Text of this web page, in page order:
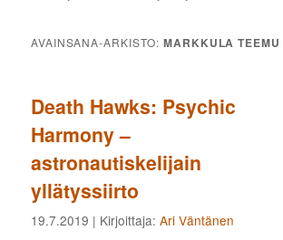
AVAINSANA-ARKISTO:MARKKULA TEEMU
Death Hawks: Psychic
Harmony –
astronautiskelijain
yllätyssiirto
19.7.2019 | Kirjoittaja:Ari Väntänen